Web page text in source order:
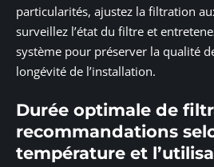
particularités, ajustez la filtration
surveillez l’état du filtre et
système pour préserver la qualité
longévité de l’installation.
Durée optimale de
recommandations
température et